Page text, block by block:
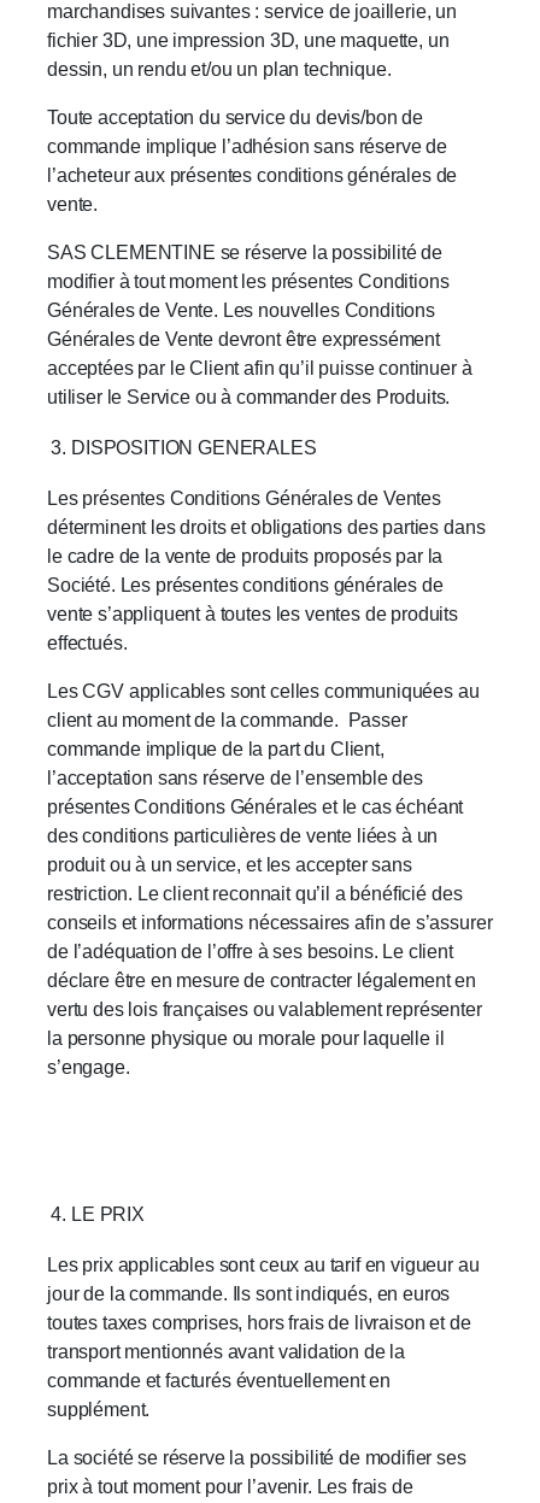
marchandises suivantes : service de joaillerie, un
fichier 3D, une impression 3D, une maquette, un
dessin, un rendu et/ou un plan technique.
Toute acceptation du service du devis/bon de
commande implique l’adhésion sans réserve de
l’acheteur aux présentes conditions générales de
vente.
SAS CLEMENTINE se réserve la possibilité de
modifier à tout moment les présentes Conditions
Générales de Vente. Les nouvelles Conditions
Générales de Vente devront être expressément
acceptées par le Client afin qu’il puisse continuer à
utiliser le Service ou à commander des Produits.
DISPOSITION GENERALES
Les présentes Conditions Générales de Ventes
déterminent les droits et obligations des parties dans
le cadre de la vente de produits proposés par la
Société. Les présentes conditions générales de
vente s’appliquent à toutes les ventes de produits
effectués.
Les CGV applicables sont celles communiquées au
client au moment de la commande. Passer
commande implique de la part du Client,
l’acceptation sans réserve de l’ensemble des
présentes Conditions Générales et le cas échéant
des conditions particulières de vente liées à un
produit ou à un service, et les accepter sans
restriction. Le client reconnait qu’il a bénéficié des
conseils et informations nécessaires afin de s’assurer
de l’adéquation de l’offre à ses besoins. Le client
déclare être en mesure de contracter légalement en
vertu des lois françaises ou valablement représenter
la personne physique ou morale pour laquelle il
s’engage.
LE PRIX
Les prix applicables sont ceux au tarif en vigueur au
jour de la commande. Ils sont indiqués, en euros
toutes taxes comprises, hors frais de livraison et de
transport mentionnés avant validation de la
commande et facturés éventuellement en
supplément.
La société se réserve la possibilité de modifier ses
prix à tout moment pour l’avenir. Les frais de